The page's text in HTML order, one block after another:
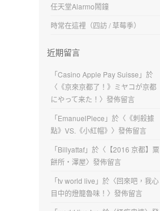
任天堂Alarmo鬧鐘
時常在這裡（四訪 / 草莓季）
近期留言
「Casino Apple Pay Suisse 」於
〈 《京來京都了！》ミヤコが京都
にやって来た！ 〉發佈留言
「EmanuelPlece 」於〈 《刺殺據
點》VS.《小紅帽》 〉發佈留言
「Billyattaf」於〈 【2016 京都】粟
餅所・澤屋〉發佈留言
「tv world live 」於〈回來吧，我心
目中的燈籠魯味！ 〉發佈留言